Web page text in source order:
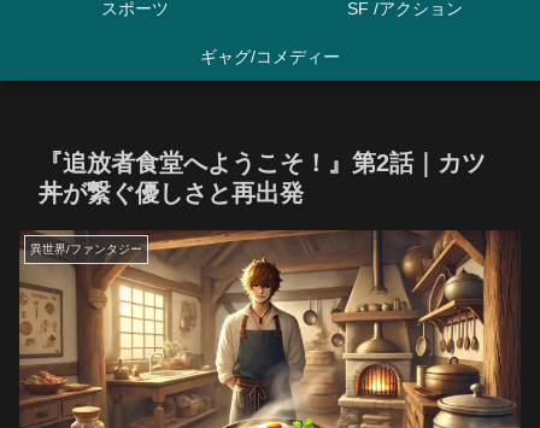
スポーツ SF /アクション
ギャグ/コメディー
『追放者食堂へようこそ！』第2話｜カツ
丼が繋ぐ優しさと再出発
異世界/ファンタジー